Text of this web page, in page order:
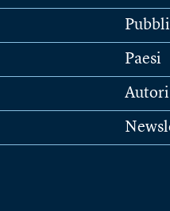
Paesi
Autori